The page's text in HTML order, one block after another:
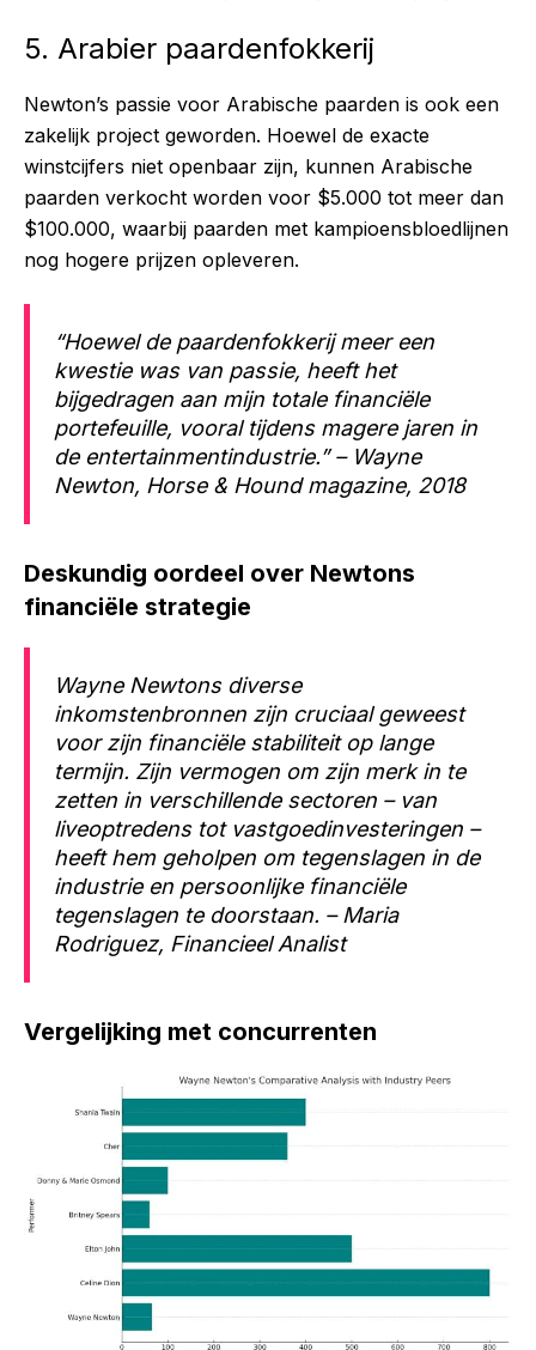
5. Arabier paardenfokkerij
Newton’s passie voor Arabische paarden is ook een
zakelijk project geworden. Hoewel de exacte
winstcijfers niet openbaar zijn, kunnen Arabische
paarden verkocht worden voor $5.000 tot meer dan
$100.000, waarbij paarden met kampioensbloedlijnen
nog hogere prijzen opleveren.
“Hoewel de paardenfokkerij meer een
kwestie was van passie, heeft het
bijgedragen aan mijn totale financiële
portefeuille, vooral tijdens magere jaren in
de entertainmentindustrie.” – Wayne
Newton, Horse & Hound magazine, 2018
Deskundig oordeel over Newtons
financiële strategie
Wayne Newtons diverse
inkomstenbronnen zijn cruciaal geweest
voor zijn financiële stabiliteit op lange
termijn. Zijn vermogen om zijn merk in te
zetten in verschillende sectoren – van
liveoptredens tot vastgoedinvesteringen –
heeft hem geholpen om tegenslagen in de
industrie en persoonlijke financiële
tegenslagen te doorstaan. – Maria
Rodriguez, Financieel Analist
Vergelijking met concurrenten